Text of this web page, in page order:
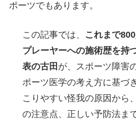
ポーツでもあります。
この記事では、
これまで
プレーヤーへの施術歴を持
表の古田 が、スポーツ障害
ポーツ医学の考え方に基づ
こりやすい怪我の原因から
の注意点、正しい予防法ま